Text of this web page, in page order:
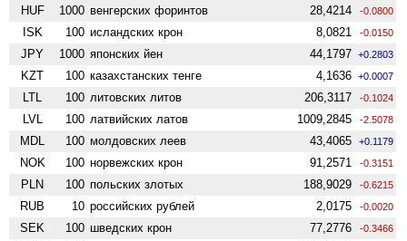
HUF 1000 венгерских форинтов 28,4214 -0.0800
ISK 100 исландских крон 8,0821 -0.0150
JPY 1000 японских йен 44,1797 +0.2803
KZT 100 казахстанских тенге 4,1636 +0.0007
LTL 100 литовских литов 206,3117 -0.1024
LVL 100 латвийских латов 1009,2845 -2.5078
MDL 100 молдовских леев 43,4065 +0.1179
NOK 100 норвежских крон 91,2571 -0.3151
PLN 100 польских злотых 188,9029 -0.6215
RUB 10 российских рублей 2,0175 -0.0020
SEK 100 шведских крон 77,2776 -0.3466